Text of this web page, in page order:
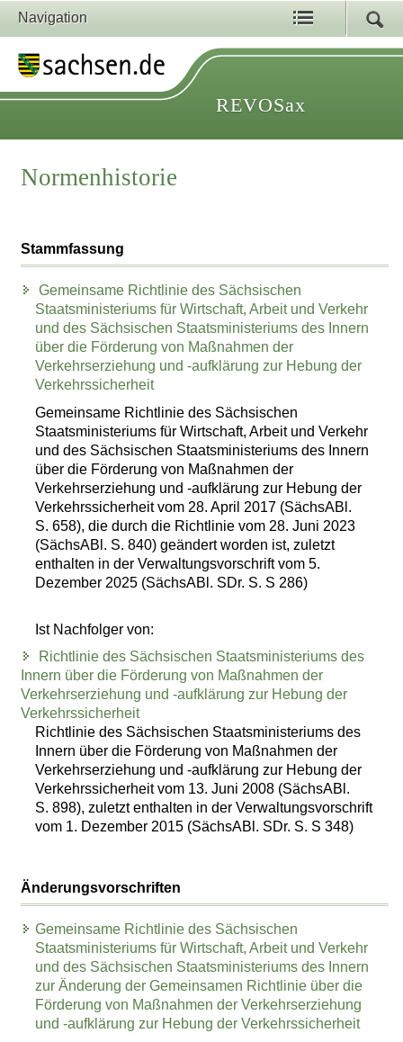
Navigation
REVOSax
Normenhistorie
Stammfassung
Gemeinsame Richtlinie des Sächsischen
Staatsministeriums für Wirtschaft, Arbeit und Verkehr
und des Sächsischen Staatsministeriums des Innern
über die Förderung von Maßnahmen der
Verkehrserziehung und -aufklärung zur Hebung der
Verkehrssicherheit
Gemeinsame Richtlinie des Sächsischen
Staatsministeriums für Wirtschaft, Arbeit und Verkehr
und des Sächsischen Staatsministeriums des Innern
über die Förderung von Maßnahmen der
Verkehrserziehung und -aufklärung zur Hebung der
Verkehrssicherheit vom 28. April 2017 (SächsABl.
S. 658), die durch die Richtlinie vom 28. Juni 2023
(SächsABl. S. 840) geändert worden ist, zuletzt
enthalten in der Verwaltungsvorschrift vom 5.
Dezember 2025 (SächsABl. SDr. S. S 286)
Ist Nachfolger von:
Richtlinie des Sächsischen Staatsministeriums des
Innern über die Förderung von Maßnahmen der
Verkehrserziehung und -aufklärung zur Hebung der
Verkehrssicherheit
Richtlinie des Sächsischen Staatsministeriums des
Innern über die Förderung von Maßnahmen der
Verkehrserziehung und -aufklärung zur Hebung der
Verkehrssicherheit vom 13. Juni 2008 (SächsABl.
S. 898), zuletzt enthalten in der Verwaltungsvorschrift
vom 1. Dezember 2015 (SächsABl. SDr. S. S 348)
Änderungsvorschriften
Gemeinsame Richtlinie des Sächsischen
Staatsministeriums für Wirtschaft, Arbeit und Verkehr
und des Sächsischen Staatsministeriums des Innern
zur Änderung der Gemeinsamen Richtlinie über die
Förderung von Maßnahmen der Verkehrserziehung
und -aufklärung zur Hebung der Verkehrssicherheit